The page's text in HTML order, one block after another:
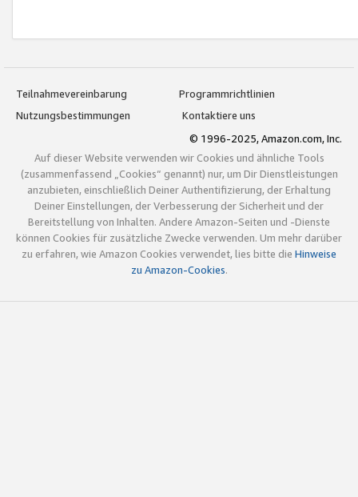
Teilnahmevereinbarung
Programmrichtlinien
Nutzungsbestimmungen
Kontaktiere uns
© 1996-2025, Amazon.com, Inc.
Auf dieser Website verwenden wir Cookies und ähnliche Tools
(zusammenfassend „Cookies“ genannt) nur, um Dir Dienstleistungen
anzubieten, einschließlich Deiner Authentifizierung, der Erhaltung
Deiner Einstellungen, der Verbesserung der Sicherheit und der
Bereitstellung von Inhalten. Andere Amazon-Seiten und -Dienste
können Cookies für zusätzliche Zwecke verwenden. Um mehr darüber
zu erfahren, wie Amazon Cookies verwendet, lies bitte die Hinweise
zu Amazon-Cookies.